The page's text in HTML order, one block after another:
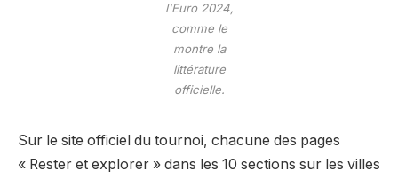
l'Euro 2024,
comme le
montre la
littérature
officielle.
Sur le site officiel du tournoi, chacune des pages
« Rester et explorer » dans les 10 sections sur les villes